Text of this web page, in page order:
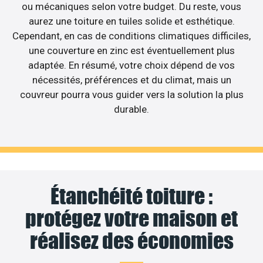
ou mécaniques selon votre budget. Du reste, vous
aurez une toiture en tuiles solide et esthétique.
Cependant, en cas de conditions climatiques difficiles,
une couverture en zinc est éventuellement plus
adaptée. En résumé, votre choix dépend de vos
nécessités, préférences et du climat, mais un
couvreur pourra vous guider vers la solution la plus
durable.
Étanchéité toiture :
protégez votre maison et
réalisez des économies